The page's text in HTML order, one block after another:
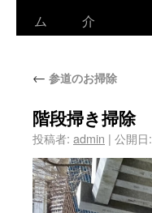
ム
介
← 参道のお掃除
階段掃き掃除
投稿者: admin | 公開日: